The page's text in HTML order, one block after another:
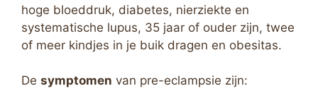
hoge bloeddruk, diabetes, nierziekte en
systematische lupus, 35 jaar of ouder zijn, twee
of meer kindjes in je buik dragen en obesitas.
De symptomen van pre-eclampsie zijn: